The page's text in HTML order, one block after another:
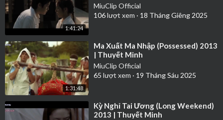
1:41:24
MiuClip Official
106lượt xem · 18 Tháng Giêng 2025
1:31:48
⁣Ma Xuất Ma Nhập (Possessed) 2013
| Thuyết Minh
MiuClip Official
65 lượt xem · 19 Tháng Sáu 2025
⁣Kỳ Nghỉ Tai Ương (Long Weekend)
2013 | Thuyết Minh